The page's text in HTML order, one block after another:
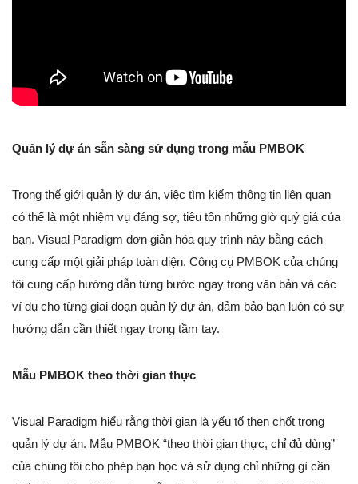
Quản lý dự án sẵn sàng sử dụng trong mẫu PMBOK
Trong thế giới quản lý dự án, việc tìm kiếm thông tin liên quan
có thể là một nhiệm vụ đáng sợ, tiêu tốn những giờ quý giá của
bạn. Visual Paradigm đơn giản hóa quy trình này bằng cách
cung cấp một giải pháp toàn diện. Công cụ PMBOK của chúng
tôi cung cấp hướng dẫn từng bước ngay trong văn bản và các
ví dụ cho từng giai đoạn quản lý dự án, đảm bảo bạn luôn có sự
hướng dẫn cần thiết ngay trong tầm tay.
Mẫu PMBOK theo thời gian thực
Visual Paradigm hiểu rằng thời gian là yếu tố then chốt trong
quản lý dự án. Mẫu PMBOK “theo thời gian thực, chỉ đủ dùng”
của chúng tôi cho phép bạn học và sử dụng chỉ những gì cần